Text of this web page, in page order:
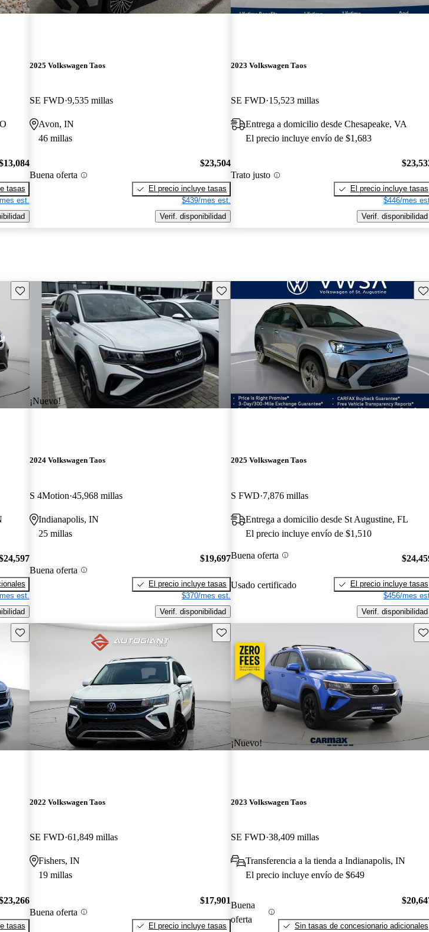
tasas
est.
2025 Volkswagen Taos
SE FWD 9,535 millas
Avon, IN
46 millas
Buena oferta
$23,504
El precio incluye tasas
$439/mes est.
Verif. disponibilidad
2023 Volkswagen Taos
SE FWD 15,523 millas
Entrega a domicilio desde Chesapeake, VA
El precio incluye envío de $1,683
Trato justo
El precio incluye tasas
$446/mes
Verif. disponibilidad
Guarda este Aviso
est.
¡Nuevo!
Guarda este Aviso
2024 Volkswagen Taos
S 4Motion 45,968 millas
Indianapolis, IN
25 millas
Buena oferta
$19,697
El precio incluye tasas
$370/mes est.
Verif. disponibilidad
2025 Volkswagen Taos
S FWD 7,876 millas
Entrega a domicilio desde St Augustine, FL
El precio incluye envío de $1,510
Buena oferta
Usado certificado
El precio incluye tasas
$456/mes
Verif. disponibilidad
Guarda este Aviso
tasas
Guarda este Aviso
2022 Volkswagen Taos
SE FWD 61,849 millas
Fishers, IN
19 millas
Buena oferta
$17,901
El precio incluye tasas
¡Nuevo!
2023 Volkswagen Taos
SE FWD 38,409 millas
Transferencia a la tienda a Indianapolis, IN
El precio incluye envío de $649
Buena
oferta
Sin tasas de concesionario adicionales